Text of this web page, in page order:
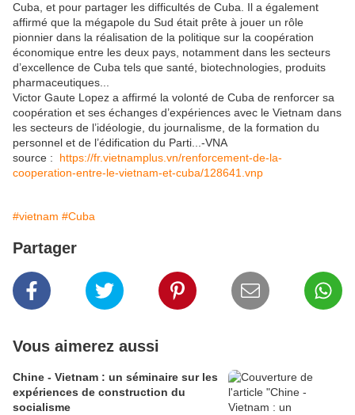
Cuba, et pour partager les difficultés de Cuba. Il a également
affirmé que la mégapole du Sud était prête à jouer un rôle
pionnier dans la réalisation de la politique sur la coopération
économique entre les deux pays, notamment dans les secteurs
d’excellence de Cuba tels que santé, biotechnologies, produits
pharmaceutiques...
Victor Gaute Lopez a affirmé la volonté de Cuba de renforcer sa
coopération et ses échanges d’expériences avec le Vietnam dans
les secteurs de l’idéologie, du journalisme, de la formation du
personnel et de l’édification du Parti...-VNA
source : https://fr.vietnamplus.vn/renforcement-de-la-
cooperation-entre-le-vietnam-et-cuba/128641.vnp
#vietnam #Cuba
Partager
Vous aimerez aussi
Chine - Vietnam : un séminaire sur les
expériences de construction du
socialisme